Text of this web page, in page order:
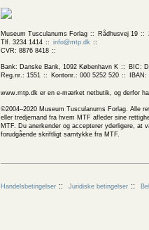
Museum Tusculanums Forlag Rådhusvej 19
Tlf. 3234 1414
info@mtp.dk
CVR: 8876 8418
Bank: Danske Bank, 1092 København K
BIC:
Reg.nr.: 1551
Kontonr.: 000 5252 520
www.mtp.dk er en e-mærket netbutik, og derfor
©2004–2020 Museum Tusculanums Forlag. Alle
eller tredjemand fra hvem MTF afleder sine
MTF. Du anerkender og accepterer yderligere,
forudgående skriftligt samtykke fra MTF.
Handelsbetingelser Juridiske betingelser